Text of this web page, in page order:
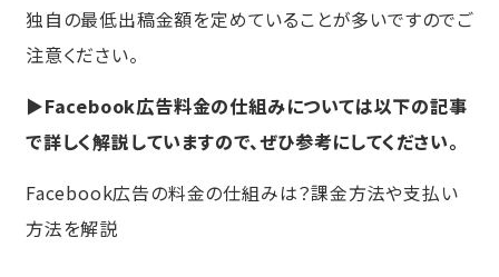
独自の最低出稿金額を定めていることが多いですのでご
注意ください。
▶Facebook広告料金の仕組みについては以下の記事
で詳しく解説していますので、ぜひ参考にしてください。
Facebook広告の料金の仕組みは？課金方法や支払い
方法を解説